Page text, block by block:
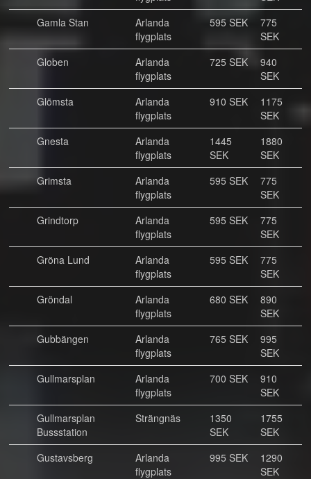
Gamla Stan
Arlanda
flygplats
595 SEK
775
SEK
Globen
Arlanda
flygplats
725 SEK
940
SEK
Glömsta
Arlanda
flygplats
910 SEK
1175
SEK
Gnesta
Arlanda
flygplats
1445
SEK
1880
SEK
Grimsta
Arlanda
flygplats
595 SEK
775
SEK
Grindtorp
Arlanda
flygplats
595 SEK
775
SEK
Gröna Lund
Arlanda
flygplats
595 SEK
775
SEK
Gröndal
Arlanda
flygplats
680 SEK
890
SEK
Gubbängen
Arlanda
flygplats
765 SEK
995
SEK
Gullmarsplan
Arlanda
flygplats
700 SEK
910
SEK
Gullmarsplan
Bussstation
Strängnäs
1350
SEK
1755
SEK
Gustavsberg
Arlanda
flygplats
995 SEK
1290
SEK